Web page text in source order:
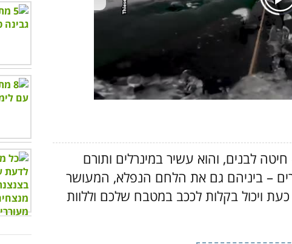
00:00/03:55
לבנים, והוא עשיר במינרלים ותורם
– ביניהם גם את הלחם הנפלא, המעושר
ויכול בקלות לככב במטבח שלכם וללוות